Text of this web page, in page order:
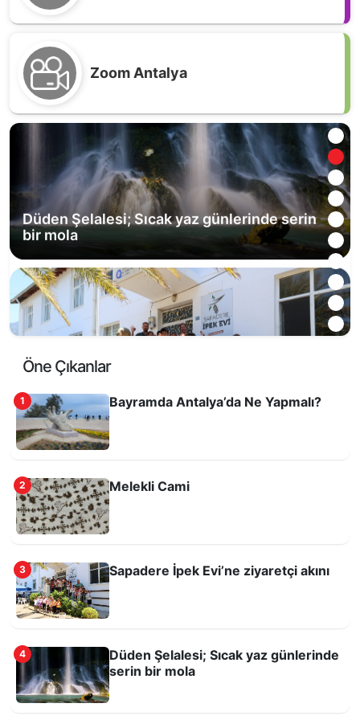
Zoom Antalya
Düden Şelalesi; Sıcak yaz günlerinde serin
bir mola
Sapadere İpek Evi’ne ziyaretçi akını
Antalya’da Turistlerin En Çok Tercih Ettiği
Nokta Kaleiçi
Öne Çıkanlar
1 Bayramda Antalya’da Ne Yapmalı?
2 Melekli Cami
3 Sapadere İpek Evi’ne ziyaretçi akını
4
Düden Şelalesi; Sıcak yaz günlerinde
serin bir mola